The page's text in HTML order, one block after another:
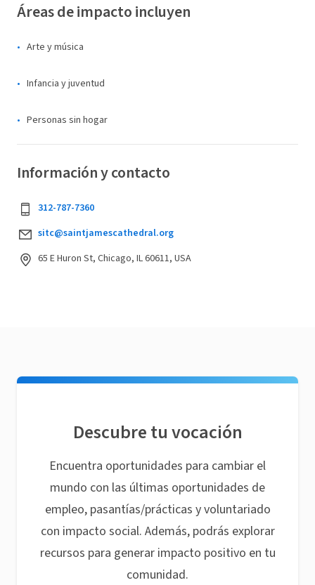
Áreas de impacto incluyen
Arte y música
Infancia y juventud
Personas sin hogar
Información y contacto
312-787-7360
sitc@saintjamescathedral.org
65 E Huron St, Chicago, IL 60611, USA
Descubre tu vocación
Encuentra oportunidades para cambiar el
mundo con las últimas oportunidades de
empleo, pasantías/prácticas y voluntariado
con impacto social. Además, podrás explorar
recursos para generar impacto positivo en tu
comunidad.